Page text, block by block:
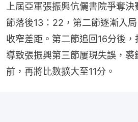
上屆亞軍張振興伉儷書院爭奪
節落後13：22，第二節逐漸入
收窄差距。第二節追回16分後，
導致張振興第三節屢現失誤，裘
前，再將比數擴大至11分。